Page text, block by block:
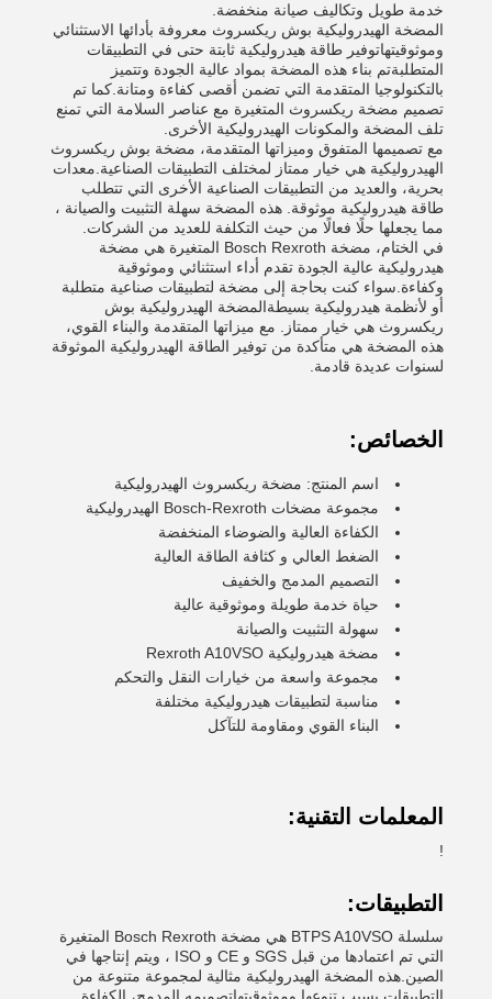
خدمة طويل وتكاليف صيانة منخفضة.
المضخة الهيدروليكية بوش ريكسروث معروفة بأدائها الاستثنائي
وموثوقيتهاتوفير طاقة هيدروليكية ثابتة حتى في التطبيقات
المتطلبةتم بناء هذه المضخة بمواد عالية الجودة وتتميز
بالتكنولوجيا المتقدمة التي تضمن أقصى كفاءة ومتانة.كما تم
تصميم مضخة ريكسروث المتغيرة مع عناصر السلامة التي تمنع
تلف المضخة والمكونات الهيدروليكية الأخرى.
مع تصميمها المتفوق وميزاتها المتقدمة، مضخة بوش ريكسروث
الهيدروليكية هي خيار ممتاز لمختلف التطبيقات الصناعية.معدات
بحرية، والعديد من التطبيقات الصناعية الأخرى التي تتطلب
طاقة هيدروليكية موثوقة. هذه المضخة سهلة التثبيت والصيانة ،
مما يجعلها حلًا فعالًا من حيث التكلفة للعديد من الشركات.
في الختام، مضخة Bosch Rexroth المتغيرة هي مضخة
هيدروليكية عالية الجودة تقدم أداء استثنائي وموثوقية
وكفاءة.سواء كنت بحاجة إلى مضخة لتطبيقات صناعية متطلبة
أو لأنظمة هيدروليكية بسيطةالمضخة الهيدروليكية بوش
ريكسروث هي خيار ممتاز. مع ميزاتها المتقدمة والبناء القوي،
هذه المضخة هي متأكدة من توفير الطاقة الهيدروليكية الموثوقة
لسنوات عديدة قادمة.
الخصائص:
اسم المنتج: مضخة ريكسروث الهيدروليكية
مجموعة مضخات Bosch-Rexroth الهيدروليكية
الكفاءة العالية والضوضاء المنخفضة
الضغط العالي و كثافة الطاقة العالية
التصميم المدمج والخفيف
حياة خدمة طويلة وموثوقية عالية
سهولة التثبيت والصيانة
مضخة هيدروليكية Rexroth A10VSO
مجموعة واسعة من خيارات النقل والتحكم
مناسبة لتطبيقات هيدروليكية مختلفة
البناء القوي ومقاومة للتآكل
المعلمات التقنية:
!
التطبيقات:
سلسلة BTPS A10VSO هي مضخة Bosch Rexroth المتغيرة
التي تم اعتمادها من قبل SGS و CE و ISO ، ويتم إنتاجها في
الصين.هذه المضخة الهيدروليكية مثالية لمجموعة متنوعة من